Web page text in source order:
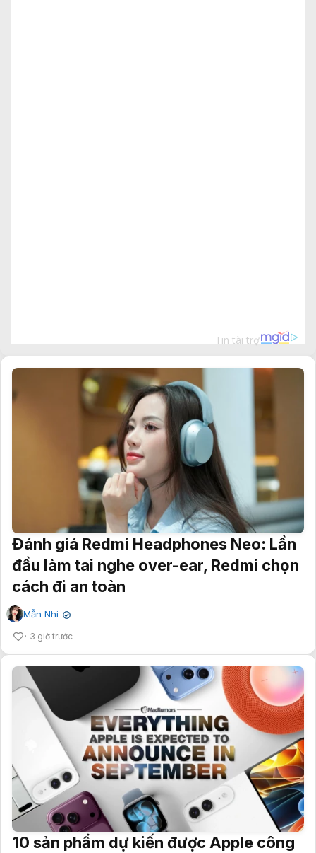
Đánh giá Redmi Headphones Neo: Lần
đầu làm tai nghe over-ear, Redmi chọn
cách đi an toàn
Mẫn Nhi ✔
3 giờ trước
10 sản phẩm dự kiến được Apple công